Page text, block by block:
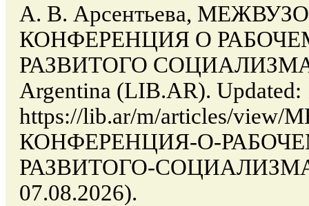
А. В. Арсентьева,
КОНФЕРЕНЦИЯ О
РАЗВИТОГО СОЦИАЛИЗМА
Argentina (LIB.AR). Updated:
https://lib.ar/m/articles/
КОНФЕРЕНЦИЯ-О-
РАЗВИТОГО-СОЦИАЛИЗМА
07.08.2026).